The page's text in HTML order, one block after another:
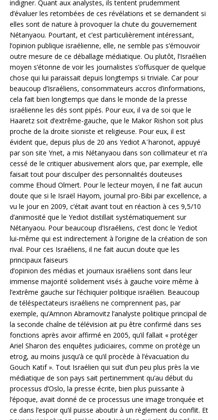
indigner. Quant aux analystes, ils tentent prudemment
d’évaluer les retombées de ces révélations et se demandent si
elles sont de nature à provoquer la chute du gouvernement
Nétanyaou. Pourtant, et c’est particulièrement intéressant,
l’opinion publique israélienne, elle, ne semble pas s’émouvoir
outre mesure de ce déballage médiatique. Ou plutôt, l’Israélien
moyen s’étonne de voir les journalistes s’offusquer de quelque
chose qui lui paraissait depuis longtemps si triviale. Car pour
beaucoup d’Israéliens, consommateurs accros d’informations,
cela fait bien longtemps que dans le monde de la presse
israélienne les dés sont pipés. Pour eux, il va de soi que le
Haaretz soit d’extrême-gauche, que le Makor Rishon soit plus
proche de la droite sioniste et religieuse. Pour eux, il est
évident que, depuis plus de 20 ans Yediot Aˊharonot, appuyé
par son site Ynet, a mis Nétanyaou dans son collimateur et n’a
cessé de le critiquer abusivement alors que, par exemple, elle
faisait tout pour disculper des personnalités douteuses
comme Ehoud Olmert. Pour le lecteur moyen, il ne fait aucun
doute que si le Israël Hayom, journal pro-Bibi par excellence, a
vu le jour en 2009, c’était avant tout en réaction à ces 9,5/10
d’animosité que le Yediot distillait systématiquement sur
Nétanyaou. Pour beaucoup d’Israéliens, c’est donc le Yediot
lui-même qui est indirectement à l’origine de la création de son
rival. Pour ces Israéliens, il ne fait aucun doute que les
principaux faiseurs
d’opinion des médias et journaux israéliens sont dans leur
immense majorité solidement visés à gauche voire même à
l’extrême gauche sur l’échiquier politique israélien. Beaucoup
de téléspectateurs israéliens ne comprennent pas, par
exemple, qu’Amnon Abramovitz l’analyste politique principal de
la seconde chaîne de télévision ait pu être confirmé dans ses
fonctions après avoir affirmé en 2005, qu’il fallait « protéger
Ariel Sharon des enquêtes judiciaires, comme on protège un
etrog, au moins jusqu’à ce qu’il procède à l’évacuation du
Gouch Katif ». Tout Israélien qui suit d’un peu plus près la vie
médiatique de son pays sait pertinemment qu’au début du
processus d’Oslo, la presse écrite, bien plus puissante à
l’époque, avait donné de ce processus une image tronquée et
ce dans l’espoir qu’il puisse aboutir à un règlement du conflit. Et